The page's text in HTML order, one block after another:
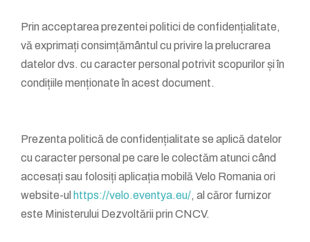
Prin acceptarea prezentei politici de confidențialitate,
vă exprimați consimțământul cu privire la prelucrarea
datelor dvs. cu caracter personal potrivit scopurilor și în
condițiile menționate în acest document.
Prezenta politică de confidențialitate se aplică datelor
cu caracter personal pe care le colectăm atunci când
accesați sau folosiți aplicația mobilă Velo Romania ori
website-ul https://velo.eventya.eu/, al căror furnizor
este Ministerului Dezvoltării prin CNCV.